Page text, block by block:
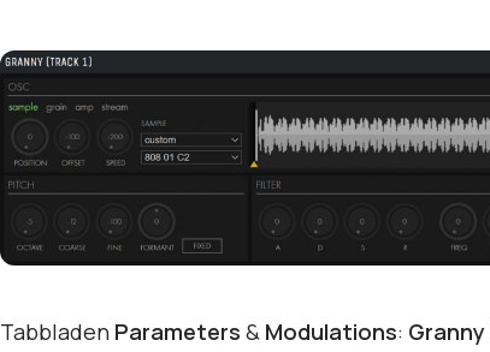
Tabbladen Parameters & Modulations: Granny